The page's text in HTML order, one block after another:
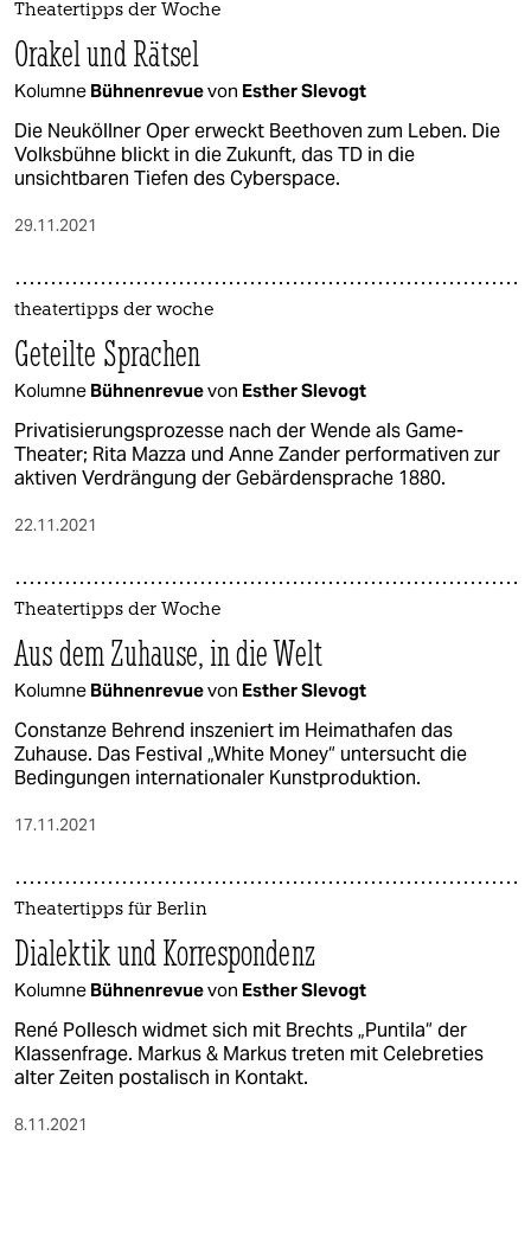
Theatertipps der Woche
Orakel und Rätsel
Kolumne Bühnenrevuevon Esther Slevogt
Die Neuköllner Oper erweckt Beethoven zum Leben. Die
Volksbühne blickt in die Zukunft, das TD in die
unsichtbaren Tiefen des Cyberspace.
29.11.2021
theatertipps der woche
Geteilte Sprachen
Kolumne Bühnenrevuevon Esther Slevogt
Privatisierungsprozesse nach der Wende als Game-
Theater; Rita Mazza und Anne Zander performativen zur
aktiven Verdrängung der Gebärdensprache 1880.
22.11.2021
Theatertipps der Woche
Aus dem Zuhause, in die Welt
Kolumne Bühnenrevuevon Esther Slevogt
Constanze Behrend inszeniert im Heimathafen das
Zuhause. Das Festival „White Money“ untersucht die
Bedingungen internationaler Kunstproduktion.
17.11.2021
Theatertipps für Berlin
Dialektik und Korrespondenz
Kolumne Bühnenrevuevon Esther Slevogt
René Pollesch widmet sich mit Brechts „Puntila“ der
Klassenfrage. Markus & Markus treten mit Celebreties
alter Zeiten postalisch in Kontakt.
8.11.2021